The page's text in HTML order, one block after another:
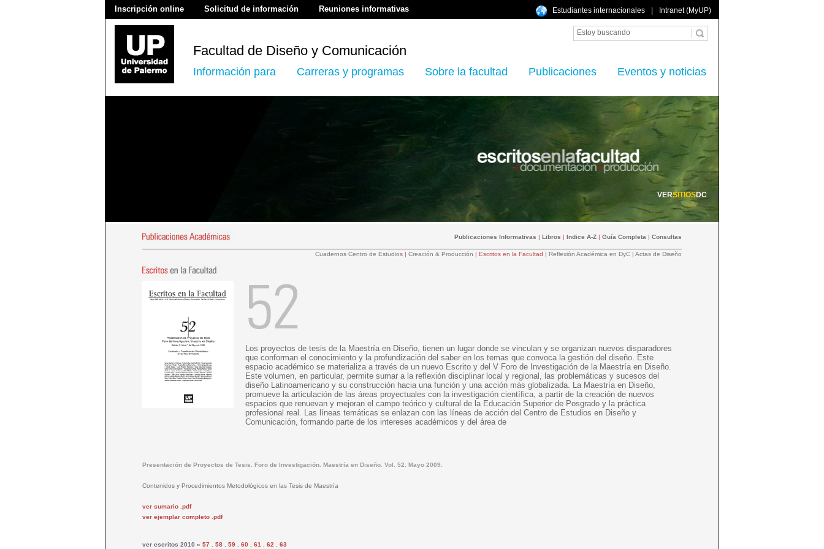
Inscripción online Solicitud de información Reuniones informativas Estudiantes internacionales Intranet (MyUP)
Facultad de Diseño y Comunicación
Información para Carreras y programas Sobre la facultad Publicaciones Eventos y noticias
Publicaciones Informativas | Libros | Indice A-Z | Guía Completa | Consultas
Cuadernos Centro de Estudios | Creación & Producción | Escritos en la Facultad | Reflexión Académica en DyC | Actas de Diseño
Los proyectos de tesis de la Maestría en Diseño, tienen un lugar donde se vinculan y se organizan nuevos disparadores
que conforman el conocimiento y la profundización del saber en los temas que convoca la gestión del diseño. Este
espacio académico se materializa a través de un nuevo Escrito y del V Foro de Investigación de la Maestría en Diseño.
Este volumen, en particular, permite sumar a la reflexión disciplinar local y regional, las problemáticas y sucesos del
diseño Latinoamericano y su construcción hacia una función y una acción más globalizada. La Maestría en Diseño,
promueve la articulación de las áreas proyectuales con la investigación científica, a partir de la creación de nuevos
espacios que renuevan y mejoran el campo teórico y cultural de la Educación Superior de Posgrado y la práctica
profesional real. Las líneas temáticas se enlazan con las líneas de acción del Centro de Estudios en Diseño y
Comunicación, formando parte de los intereses académicos y del área de
Presentación de Proyectos de Tesis. Foro de Investigación. Maestría en Diseño. Vol. 52. Mayo 2009.
Contenidos y Procedimientos Metodológicos en las Tesis de Maestría
ver sumario .pdf
ver ejemplar completo .pdf
ver escritos 2010 » 57 58 59 60 61 62 63
VERSITIOSDC